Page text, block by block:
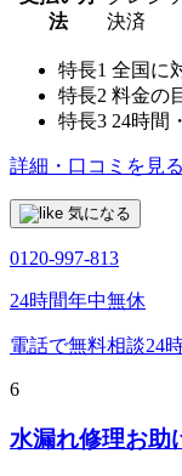
法
決済
特長1 全国に
特長2 料金の
特長3 24時間
詳細・口コミを見る
気になる
0120-997-813
24時間年中無休
電話で無料相談24
6
水漏れ修理お助